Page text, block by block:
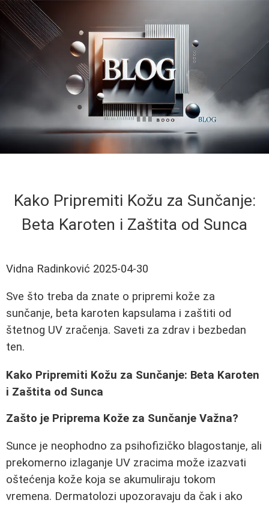
Kako Pripremiti Kožu za Sunčanje:
Beta Karoten i Zaštita od Sunca
Vidna Radinković 2025-04-30
Sve što treba da znate o pripremi kože za
sunčanje, beta karoten kapsulama i zaštiti od
štetnog UV zračenja. Saveti za zdrav i bezbedan
ten.
Kako Pripremiti Kožu za Sunčanje: Beta Karoten
i Zaštita od Sunca
Zašto je Priprema Kože za Sunčanje Važna?
Sunce je neophodno za psihofizičko blagostanje, ali
prekomerno izlaganje UV zracima može izazvati
oštećenja kože koja se akumuliraju tokom
vremena. Dermatolozi upozoravaju da čak i ako